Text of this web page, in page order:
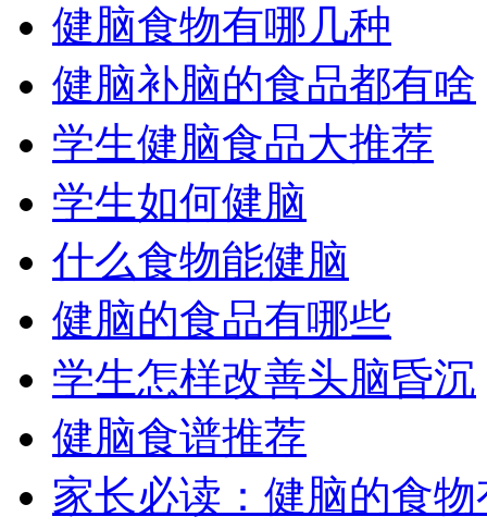
健脑食物有哪几种
健脑补脑的食品都有啥
学生健脑食品大推荐
学生如何健脑
什么食物能健脑
健脑的食品有哪些
学生怎样改善头脑昏沉
健脑食谱推荐
家长必读：健脑的食